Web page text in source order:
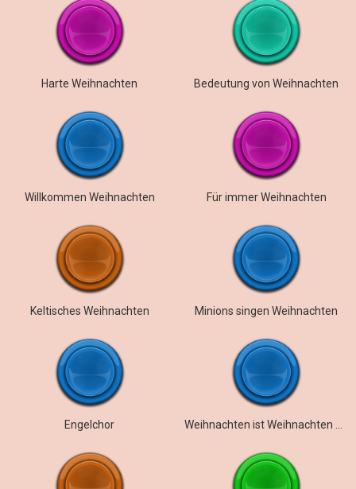
Harte Weihnachten Bedeutung von Weihnachten
Willkommen Weihnachten Für immer Weihnachten
Keltisches Weihnachten Minions singen Weihnachten
Engelchor